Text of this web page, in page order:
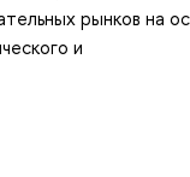
рынков на
и